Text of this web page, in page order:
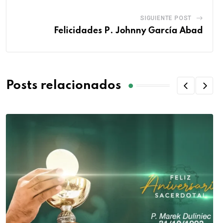
SIGUIENTE POST
Felicidades P. Johnny García Abad
Posts relacionados